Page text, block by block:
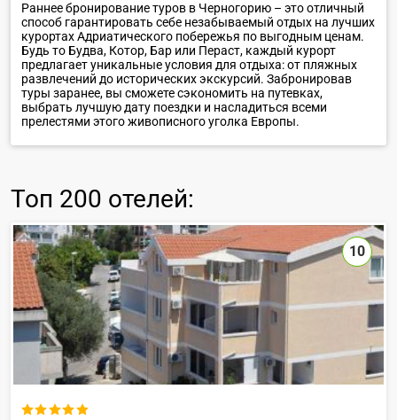
Раннее бронирование туров в Черногорию – это отличный
способ гарантировать себе незабываемый отдых на лучших
курортах Адриатического побережья по выгодным ценам.
Будь то Будва, Котор, Бар или Пераст, каждый курорт
предлагает уникальные условия для отдыха: от пляжных
развлечений до исторических экскурсий. Забронировав
туры заранее, вы сможете сэкономить на путевках,
выбрать лучшую дату поездки и насладиться всеми
прелестями этого живописного уголка Европы.
Топ 200 отелей:

10